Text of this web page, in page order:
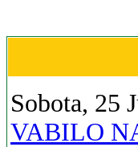
Sobota, 25
VABILO